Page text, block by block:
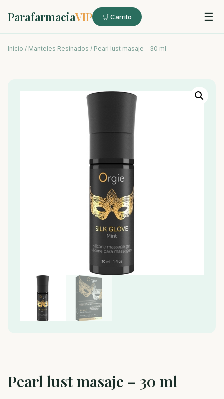
ParafarmaciaVIP 🛒 Carrito ☰
Inicio / Manteles Resinados / Pearl lust masaje – 30 ml
Pearl lust masaje – 30 ml